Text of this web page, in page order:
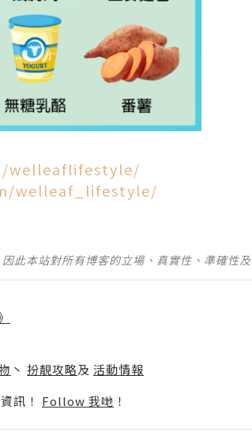
welleaflifestyle/
welleaf_lifestyle/
此本站對所有博客的立場、真實性、準確性
丶 扮靚攻略及 活動情報
訊！ Follow 我哋 ！